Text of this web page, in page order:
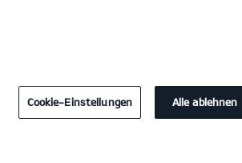
Cookie-Einstellungen Alle ablehnen